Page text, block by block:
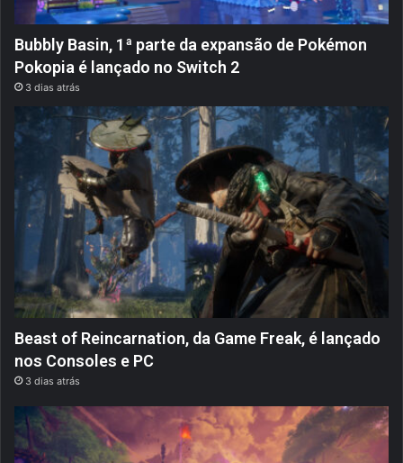
Bubbly Basin, 1ª parte da expansão de Pokémon
Pokopia é lançado no Switch 2
3 dias atrás
Beast of Reincarnation, da Game Freak, é lançado
nos Consoles e PC
3 dias atrás